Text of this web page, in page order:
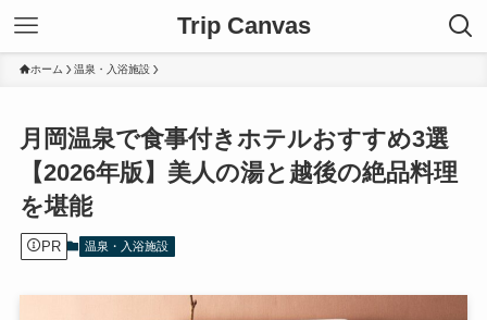
Trip Canvas
ホーム 温泉・入浴施設
月岡温泉で食事付きホテルおすすめ3選
【2026年版】美人の湯と越後の絶品料理
を堪能
PR 温泉・入浴施設